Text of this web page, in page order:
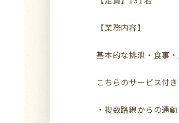
【業務内容】
基本的な排泄・食事
こちらのサービス付
・複数路線からの通